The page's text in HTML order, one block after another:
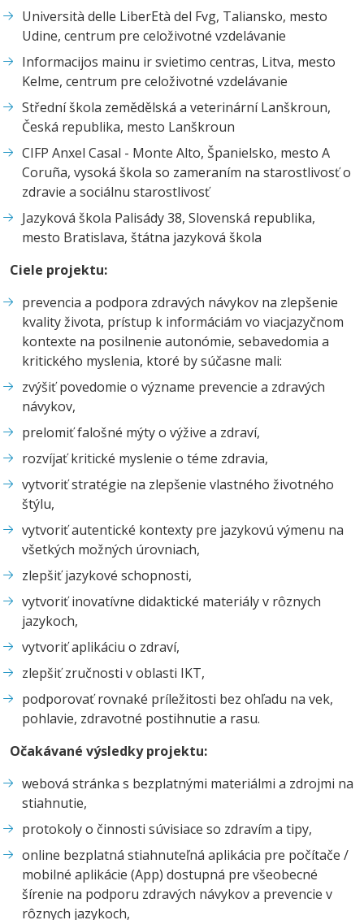
Università delle LiberEtà del Fvg, Taliansko, mesto
Udine, centrum pre celoživotné vzdelávanie
Informacijos mainu ir svietimo centras, Litva, mesto
Kelme, centrum pre celoživotné vzdelávanie
Střední škola zemědělská a veterinární Lanškroun,
Česká republika, mesto Lanškroun
CIFP Anxel Casal - Monte Alto, Španielsko, mesto A
Coruña, vysoká škola so zameraním na starostlivosť o
zdravie a sociálnu starostlivosť
Jazyková škola Palisády 38, Slovenská republika,
mesto Bratislava, štátna jazyková škola
Ciele projektu:
prevencia a podpora zdravých návykov na zlepšenie
kvality života, prístup k informáciám vo viacjazyčnom
kontexte na posilnenie autonómie, sebavedomia a
kritického myslenia, ktoré by súčasne mali:
zvýšiť povedomie o význame prevencie a zdravých
návykov,
prelomiť falošné mýty o výžive a zdraví,
rozvíjať kritické myslenie o téme zdravia,
vytvoriť stratégie na zlepšenie vlastného životného
štýlu,
vytvoriť autentické kontexty pre jazykovú výmenu na
všetkých možných úrovniach,
zlepšiť jazykové schopnosti,
vytvoriť inovatívne didaktické materiály v rôznych
jazykoch,
vytvoriť aplikáciu o zdraví,
zlepšiť zručnosti v oblasti IKT,
podporovať rovnaké príležitosti bez ohľadu na vek,
pohlavie, zdravotné postihnutie a rasu.
Očakávané výsledky projektu:
webová stránka s bezplatnými materiálmi a zdrojmi na
stiahnutie,
protokoly o činnosti súvisiace so zdravím a tipy,
online bezplatná stiahnuteľná aplikácia pre počítače /
mobilné aplikácie (App) dostupná pre všeobecné
šírenie na podporu zdravých návykov a prevencie v
rôznych jazykoch,